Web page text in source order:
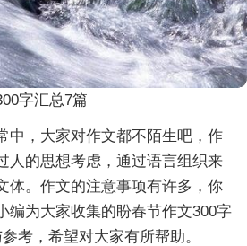
字汇总7篇
中，大家对作文都不陌生吧，作
人的思想考虑，通过语言组织来
体。作文的注意事项有许多，你
编为大家收集的盼春节作文300字
考，希望对大家有所帮助。